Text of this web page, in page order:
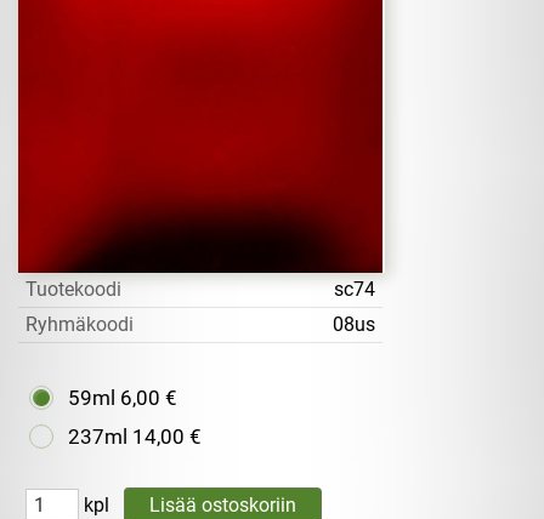
Tuotekoodi
sc74
Ryhmäkoodi
08us
59ml 6,00 €
237ml 14,00 €
kpl